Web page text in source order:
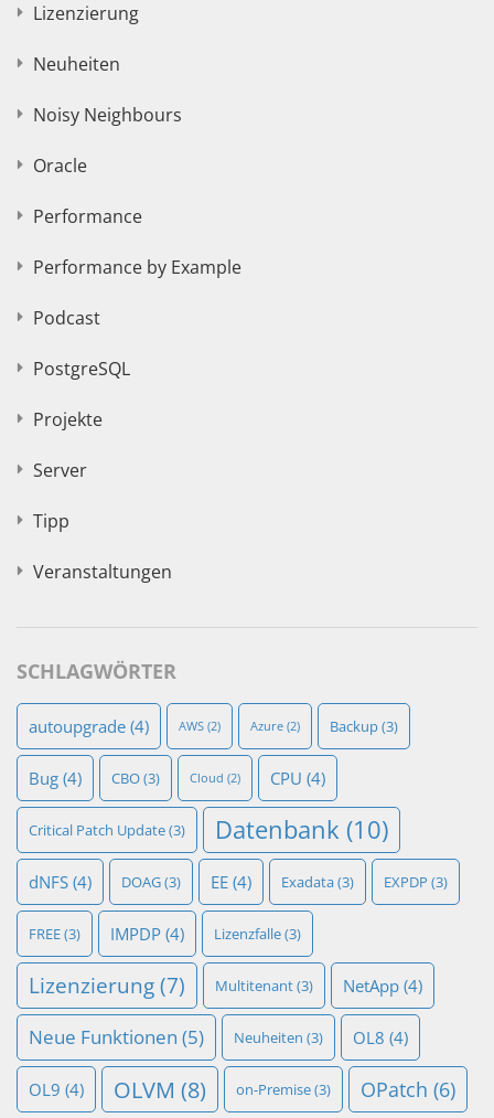
Lizenzierung
Neuheiten
Noisy Neighbours
Oracle
Performance
Performance by Example
Podcast
PostgreSQL
Projekte
Server
Tipp
Veranstaltungen
SCHLAGWÖRTER
autoupgrade (4) AWS (2) Azure (2) Backup(3)
Bug (4) CBO(3) Cloud (2) CPU (4)
Critical Patch Update(3) Datenbank (10)
dNFS (4) DOAG(3) EE (4) Exadata(3) EXPDP (3)
FREE(3) IMPDP (4) Lizenzfalle(3)
Lizenzierung(7) Multitenant(3) NetApp (4)
Neue Funktionen (5) Neuheiten (3) OL8 (4)
OL9 (4) OLVM (8) on-Premise(3) OPatch (6)